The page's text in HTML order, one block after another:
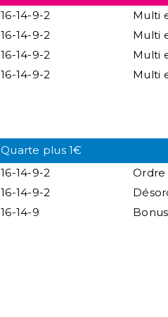
16-14-9-2
Multi
16-14-9-2
Multi
16-14-9-2
Multi
16-14-9-2
Multi
Quarte plus 1€
16-14-9-2
Ordre
16-14-9-2
16-14-9
Bonus